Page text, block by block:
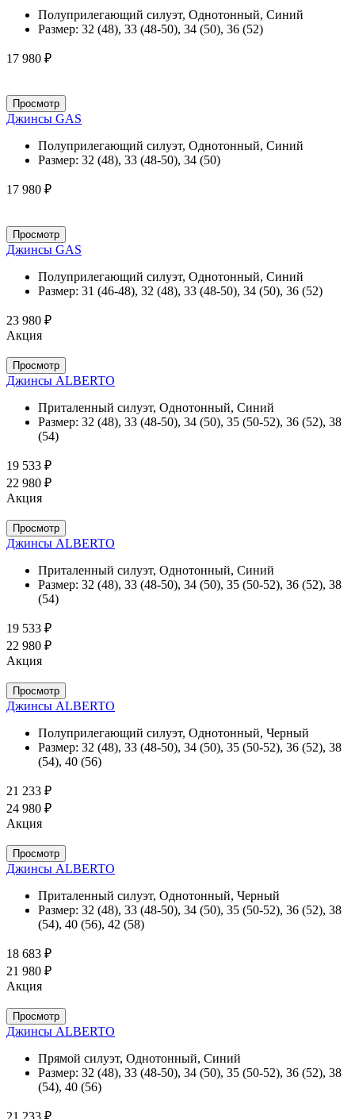
Полуприлегающий силуэт, Однотонный, Синий
Размер: 32 (48), 33 (48-50), 34 (50), 36 (52)
17 980 ₽
Просмотр
Джинсы GAS
Полуприлегающий силуэт, Однотонный, Синий
Размер: 32 (48), 33 (48-50), 34 (50)
17 980 ₽
Просмотр
Джинсы GAS
Полуприлегающий силуэт, Однотонный, Синий
Размер: 31 (46-48), 32 (48), 33 (48-50), 34 (50), 36 (52)
23 980 ₽
Акция
Просмотр
Джинсы ALBERTO
Приталенный силуэт, Однотонный, Синий
Размер: 32 (48), 33 (48-50), 34 (50), 35 (50-52), 36 (52), 38
(54)
19 533 ₽
22 980 ₽
Акция
Просмотр
Джинсы ALBERTO
Приталенный силуэт, Однотонный, Синий
Размер: 32 (48), 33 (48-50), 34 (50), 35 (50-52), 36 (52), 38
(54)
19 533 ₽
22 980 ₽
Акция
Просмотр
Джинсы ALBERTO
Полуприлегающий силуэт, Однотонный, Черный
Размер: 32 (48), 33 (48-50), 34 (50), 35 (50-52), 36 (52), 38
(54), 40 (56)
21 233 ₽
24 980 ₽
Акция
Просмотр
Джинсы ALBERTO
Приталенный силуэт, Однотонный, Черный
Размер: 32 (48), 33 (48-50), 34 (50), 35 (50-52), 36 (52), 38
(54), 40 (56), 42 (58)
18 683 ₽
21 980 ₽
Акция
Просмотр
Джинсы ALBERTO
Прямой силуэт, Однотонный, Синий
Размер: 32 (48), 33 (48-50), 34 (50), 35 (50-52), 36 (52), 38
(54), 40 (56)
21 233 ₽